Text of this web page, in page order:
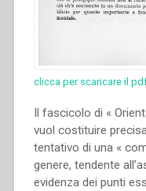
clicca per scaricare il
Il fascicolo di «
vuol costituire
tentativo di una «
genere, tendente
evidenza dei punti